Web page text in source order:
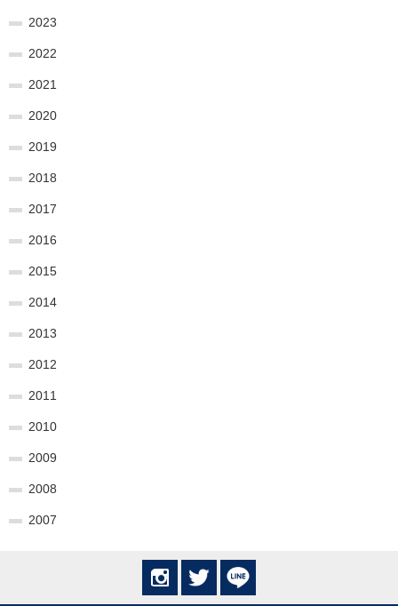
2023
2022
2021
2020
2019
2018
2017
2016
2015
2014
2013
2012
2011
2010
2009
2008
2007